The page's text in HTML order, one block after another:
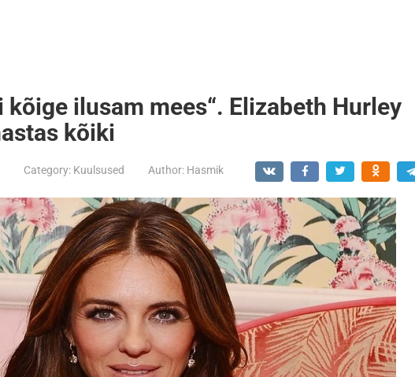
kõige ilusam mees“. Elizabeth Hurley
kõiki
Category: Kuulsused Author: Hasmik